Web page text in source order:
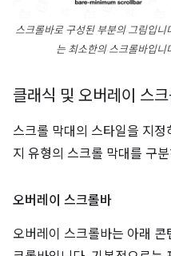
스크롤바로 구성된 부분의 그림입
는 최소한의 스크롤바입니
클래식 및 오버레이 스
스크롤 막대의 스타일을 지
지 유형의 스크롤 막대를 구
오버레이 스크롤바
오버레이 스크롤바는 아래